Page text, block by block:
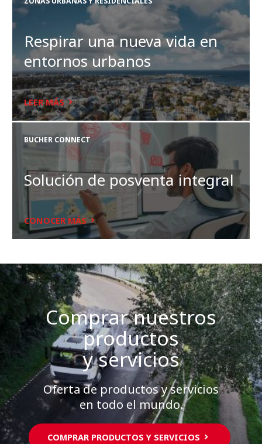
Respirar una nueva vida en
entornos urbanos
LEER MÁS
BUCHER CONNECT
Solución de posventa integral
CONOCER MÁS
Comprar nuestros
productos
y servicios
Oferta de productos y servicios
en todo el mundo.
COMPRAR PRODUCTOS Y SERVICIOS